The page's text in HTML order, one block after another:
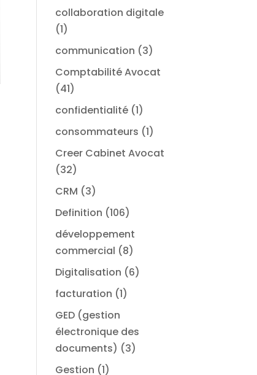
collaboration digitale
(1)
communication (3)
Comptabilité Avocat
(41)
confidentialité (1)
consommateurs (1)
Creer Cabinet Avocat
(32)
CRM (3)
Definition (106)
développement
commercial (8)
Digitalisation (6)
facturation (1)
GED (gestion
électronique des
documents) (3)
Gestion (1)